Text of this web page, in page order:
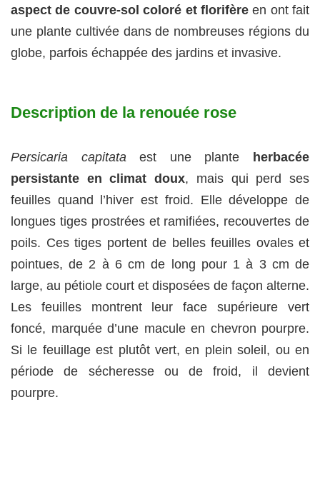
aspect de couvre-sol coloré et florifèreen ont fait
une plante cultivée dans de nombreuses régions du
globe, parfois échappée des jardins et invasive.
Description de la renouée rose
Persicaria capitataest une plante
herbacée
persistante en climat doux, mais qui perd ses
feuilles quand l’hiver est froid. Elle développe de
longues tiges prostrées et ramifiées, recouvertes de
poils. Ces tiges portent de belles feuilles ovales et
pointues, de 2 à 6 cm de long pour 1 à 3 cm de
large, au pétiole court et disposées de façon alterne.
Les feuilles montrent leur face supérieure vert
foncé, marquée d’une macule en chevron pourpre.
Si le feuillage est plutôt vert, en plein soleil, ou en
période de sécheresse ou de froid, il devient
pourpre.